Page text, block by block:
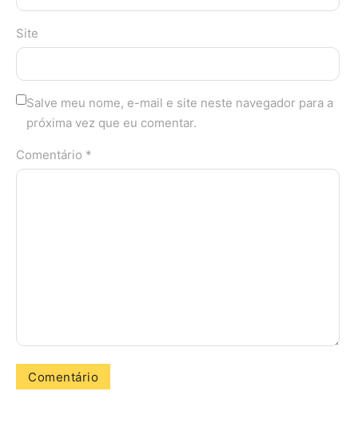
Site
Salve meu nome, e-mail e site neste navegador para a
próxima vez que eu comentar.
Comentário *